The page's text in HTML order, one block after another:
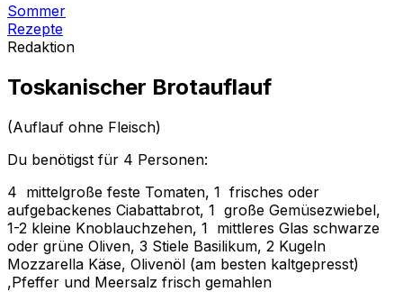
Sommer
Rezepte
Redaktion
Toskanischer Brotauflauf
(Auflauf ohne Fleisch)
Du benötigst für 4 Personen:
4 mittelgroße feste Tomaten, 1 frisches oder
aufgebackenes Ciabattabrot, 1 große Gemüsezwiebel,
1-2 kleine Knoblauchzehen, 1 mittleres Glas schwarze
oder grüne Oliven, 3 Stiele Basilikum, 2 Kugeln
Mozzarella Käse, Olivenöl (am besten kaltgepresst)
,Pfeffer und Meersalz frisch gemahlen